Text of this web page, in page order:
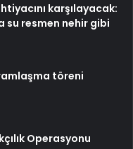
karşılayacak:
su resmen nehir gibi
töreni
Operasyonu